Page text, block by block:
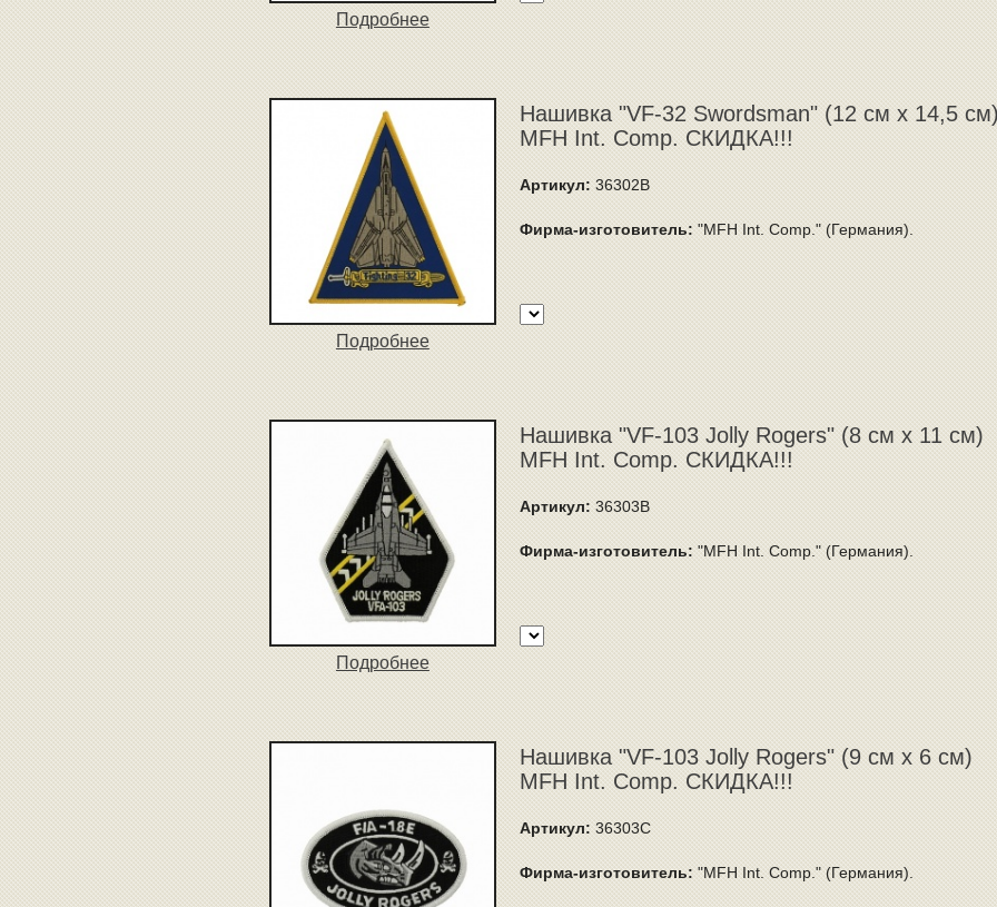
Подробнее
Подробнее
Нашивка "VF-32 Swordsman" (12 см x 14,5
MFH Int. Comp. СКИДКА!!!
Артикул:36302B
Фирма-изготовитель:"MFH Int. Comp." (Германия).
Подробнее
Нашивка "VF-103 Jolly Rogers" (8 см x 11 см)
MFH Int. Comp. СКИДКА!!!
Артикул:36303B
Фирма-изготовитель:"MFH Int. Comp." (Германия).
Нашивка "VF-103 Jolly Rogers" (9 см x 6 см)
MFH Int. Comp. СКИДКА!!!
Артикул:36303C
Фирма-изготовитель:"MFH Int. Comp." (Германия).